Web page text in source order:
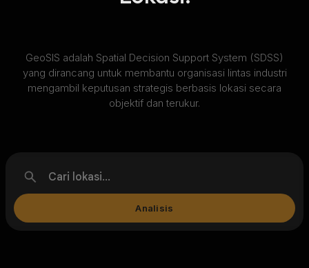
GeoSIS adalah Spatial Decision Support System (SDSS)
yang dirancang untuk membantu organisasi lintas industri
mengambil keputusan strategis berbasis lokasi secara
objektif dan terukur.
Analisis